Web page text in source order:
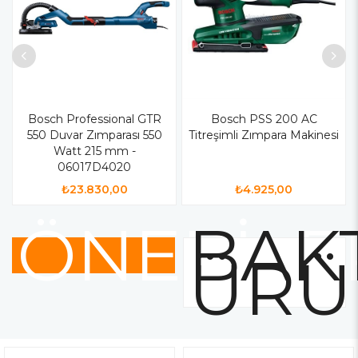
Bosch Professional GTR
550 Duvar Zımparası 550
Watt 215 mm -
06017D4020
₺23.830,00
Bosch PSS 200 AC
Titreşimli Zımpara Makinesi
₺4.925,00